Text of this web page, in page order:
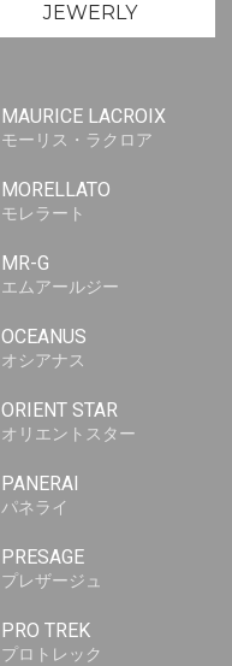
JEWERLY
MAURICE LACROIX
モーリス・ラクロア
MORELLATO
モレラート
MR-G
エムアールジー
OCEANUS
オシアナス
ORIENT STAR
オリエントスター
PANERAI
パネライ
PRESAGE
プレザージュ
PRO TREK
プロトレック